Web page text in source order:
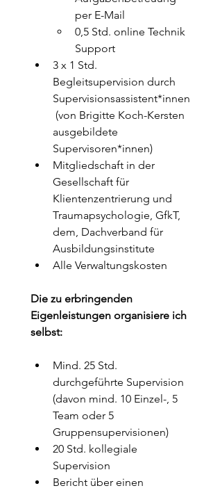
per E-Mail
0,5 Std. online Technik
3 x 1 Std.
Begleitsupervision durch
Supervisionsassistent*innen
(von Brigitte Koch-Kersten
ausgebildete
Supervisoren*innen)
Mitgliedschaft in der
Gesellschaft für
Klientenzentrierung und
Traumapsychologie, GfkT,
dem, Dachverband für
Ausbildungsinstitute
Alle Verwaltungskosten
Die zu erbringenden
Eigenleistungen organisiere ich
selbst:
Mind. 25 Std.
durchgeführte Supervision
(davon mind. 10 Einzel-, 5
Team oder 5
Gruppensupervisionen)
20 Std. kollegiale
Supervision
Bericht über einen